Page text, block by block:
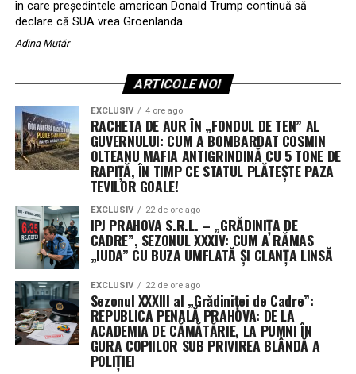
în care președintele american Donald Trump continuă să
declare că SUA vrea Groenlanda.
Adina Mutăr
ARTICOLE NOI
EXCLUSIV 4 ore ago
RACHETA DE AUR ÎN „FONDUL DE TEN” AL
GUVERNULUI: CUM A BOMBARDAT COSMIN
OLTEANU MAFIA ANTIGRINDINĂ CU 5 TONE DE
RAPIȚĂ, ÎN TIMP CE STATUL PLĂTEȘTE PAZA
TEVILOR GOALE!
EXCLUSIV 22 de ore ago
IPJ PRAHOVA S.R.L. – „GRĂDINIȚA DE
CADRE”, SEZONUL XXXIV: CUM A RĂMAS
„IUDA” CU BUZA UMFLATĂ ȘI CLANȚA LINSĂ
EXCLUSIV 22 de ore ago
Sezonul XXXIII al „Grădiniței de Cadre”:
REPUBLICA PENALĂ PRAHOVA: DE LA
ACADEMIA DE CĂMĂTĂRIE, LA PUMNI ÎN
GURA COPIILOR SUB PRIVIREA BLÂNDĂ A
POLIȚIEI